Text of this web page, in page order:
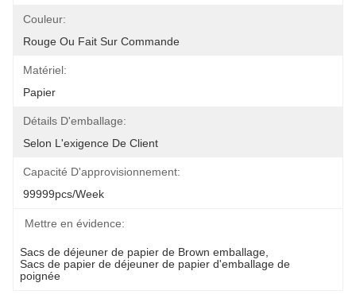
Couleur:
Rouge Ou Fait Sur Commande
Matériel:
Papier
Détails D'emballage:
Selon L'exigence De Client
Capacité D'approvisionnement:
99999pcs/week
Mettre en évidence:
Sacs de déjeuner de papier de Brown emballage
Sacs de papier de déjeuner de papier d'emballage de
poignée